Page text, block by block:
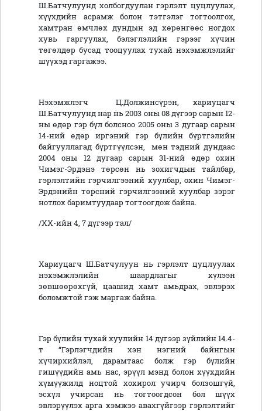
Ш.Батчулуунд холбогдуулан гэрлэлт цуцлуулах,
хүүхдийн асрамж болон тэтгэлэг тогтоолгох,
хамтран өмчлөх дундын эд хөрөнгөөс ногдох
хувь гаргуулах, бэлэглэлийн гэрээг хүчин
төгөлдөр бусад тооцуулах тухай нэхэмжлэлийг
шүүхэд гаргажээ.
Нэхэмжлэгч Ц.Должинсүрэн, хариуцагч
Ш.Батчулуунд нар нь 2003 оны 08 дүгээр сарын 12-
ны өдөр гэр бүл болсноо 2005 оны 3 дугаар сарын
14-ний өдөр иргэний гэр бүлийн бүртгэлийн
байгууллагад бүртгүүлсэн, мөн тэдний дундаас
2004 оны 12 дугаар сарын 31-ний өдөр охин
Чимэг-Эрдэнэ төрсөн нь зохигчдын тайлбар,
гэрлэлтийн гэрчилгээний хуулбар, охин Чимэг-
Эрдэнийн төрсний гэрчилгээний хуулбар зэрэг
нотлох баримтуудаар тогтоогдож байна.
/ХХ-ийн 4, 7 дүгээр тал/
Хариуцагч Ш.Батчулуун нь гэрлэлт цуцлуулах
нэхэмжлэлийн шаардлагыг хүлээн
зөвшөөрөхгүй, цаашид хамт амьдрах, эвлэрэх
боломжтой гэж маргаж байна.
Гэр бүлийн тухай хуулийн 14 дүгээр зүйлийн 14.4-
т “Гэрлэгчдийн хэн нэгний байнгын
хүчирхийлэл, дарамтаас болж гэр бүлийн
гишүүдийн амь нас, эрүүл мэнд болон хүүхдийн
хүмүүжилд ноцтой хохирол учирч болзошгүй,
эсхүл учирсан нь тогтоогдсон бол шүүх
эвлэрүүлэх арга хэмжээ авахгүйгээр гэрлэлтийг